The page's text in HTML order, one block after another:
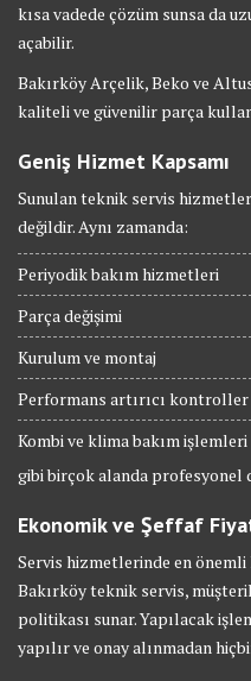
kısa vadede çözüm sunsa da
açabilir.
Bakırköy Arçelik, Beko ve
kaliteli ve güvenilir parça
Geniş Hizmet Kapsamı
Sunulan teknik servis
değildir. Aynı zamanda:
Periyodik bakım hizmetleri
Parça değişimi
Kurulum ve montaj
Performans artırıcı kontroller
Kombi ve klima bakım işlemleri
gibi birçok alanda profesyonel
Ekonomik ve Şeffaf
Servis hizmetlerinde en
Bakırköy teknik servis,
politikası sunar. Yapılacak
yapılır ve onay alınmadan